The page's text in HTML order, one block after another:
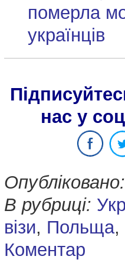
померла
українців
нас у
Опубліковано:
В рубриці:
візи, Польща,
Коментар